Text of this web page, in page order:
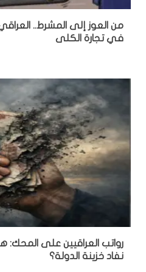
من العوز إلى المشرط..
في تجارة الكلى
رواتب العراقيين على المحك:
نفاد خزينة الدولة؟